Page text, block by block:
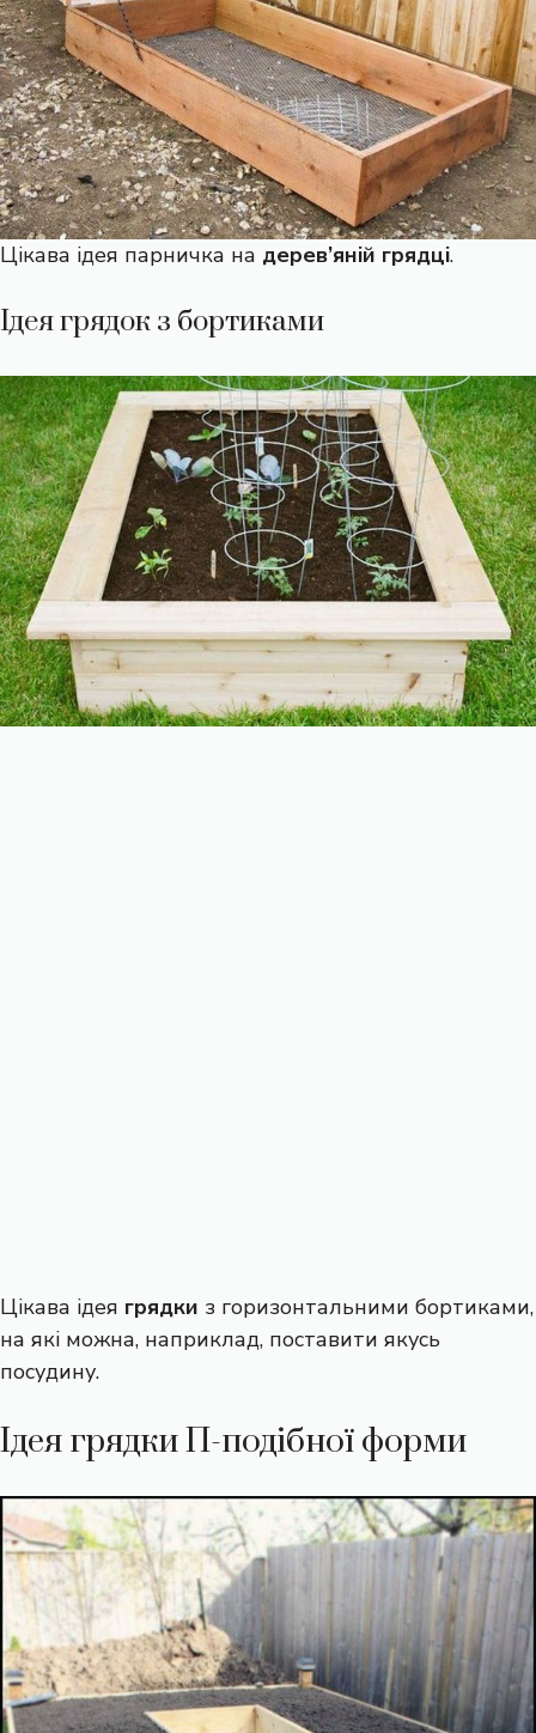
Цікава ідея парничка на дерев’яній грядці.
Ідея грядок з бортиками
Цікава ідея грядки з горизонтальними бортиками,
на які можна, наприклад, поставити якусь
посудину.
Ідея грядки П-подібної форми